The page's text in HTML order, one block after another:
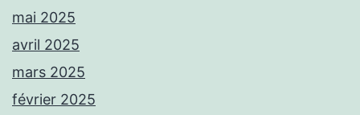
mai 2025
avril 2025
mars 2025
février 2025